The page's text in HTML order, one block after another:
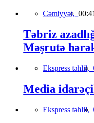
Cəmiyyət, 00:41
Təbriz
Məşrutə
Ekspress təhlil,
Media
Ekspress təhlil,